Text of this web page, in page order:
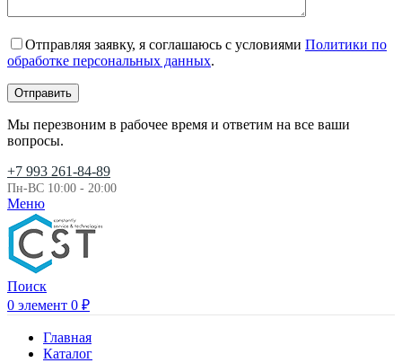
Отправляя заявку, я соглашаюсь с условиями Политики по
обработке персональных данных.
Мы перезвоним в рабочее время и ответим на все ваши
вопросы.
+7 993 261-84-89
Пн-ВС 10:00 - 20:00
Меню
Поиск
0 элемент 0 ₽
Главная
Каталог